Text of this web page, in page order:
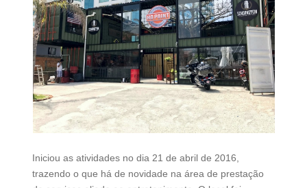
Iniciou as atividades no dia 21 de abril de 2016,
trazendo o que há de novidade na área de prestação